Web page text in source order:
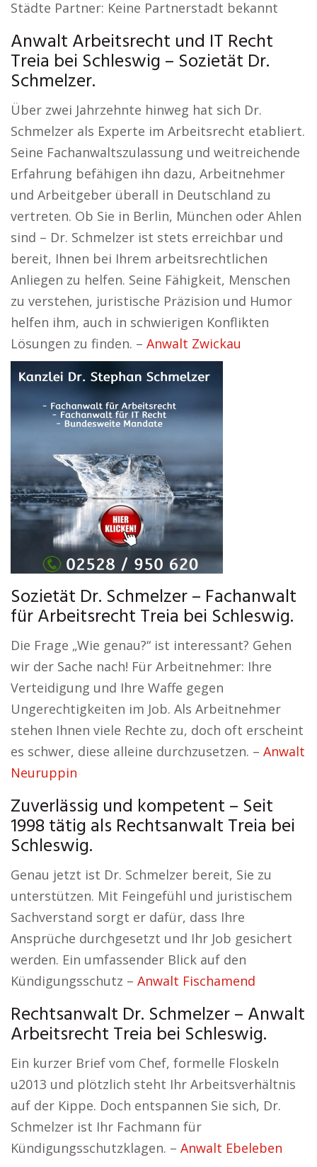
Städte Partner: Keine Partnerstadt bekannt
Anwalt Arbeitsrecht und IT Recht
Treia bei Schleswig – Sozietät Dr.
Schmelzer.
Über zwei Jahrzehnte hinweg hat sich Dr.
Schmelzer als Experte im Arbeitsrecht etabliert.
Seine Fachanwaltszulassung und weitreichende
Erfahrung befähigen ihn dazu, Arbeitnehmer
und Arbeitgeber überall in Deutschland zu
vertreten. Ob Sie in Berlin, München oder Ahlen
sind – Dr. Schmelzer ist stets erreichbar und
bereit, Ihnen bei Ihrem arbeitsrechtlichen
Anliegen zu helfen. Seine Fähigkeit, Menschen
zu verstehen, juristische Präzision und Humor
helfen ihm, auch in schwierigen Konflikten
Lösungen zu finden. – Anwalt Zwickau
Sozietät Dr. Schmelzer – Fachanwalt
für Arbeitsrecht Treia bei Schleswig.
Die Frage „Wie genau?“ ist interessant? Gehen
wir der Sache nach! Für Arbeitnehmer: Ihre
Verteidigung und Ihre Waffe gegen
Ungerechtigkeiten im Job. Als Arbeitnehmer
stehen Ihnen viele Rechte zu, doch oft erscheint
es schwer, diese alleine durchzusetzen. – Anwalt
Neuruppin
Zuverlässig und kompetent – Seit
1998 tätig als Rechtsanwalt Treia bei
Schleswig.
Genau jetzt ist Dr. Schmelzer bereit, Sie zu
unterstützen. Mit Feingefühl und juristischem
Sachverstand sorgt er dafür, dass Ihre
Ansprüche durchgesetzt und Ihr Job gesichert
werden. Ein umfassender Blick auf den
Kündigungsschutz – Anwalt Fischamend
Rechtsanwalt Dr. Schmelzer – Anwalt
Arbeitsrecht Treia bei Schleswig.
Ein kurzer Brief vom Chef, formelle Floskeln
u2013 und plötzlich steht Ihr Arbeitsverhältnis
auf der Kippe. Doch entspannen Sie sich, Dr.
Schmelzer ist Ihr Fachmann für
Kündigungsschutzklagen. – Anwalt Ebeleben